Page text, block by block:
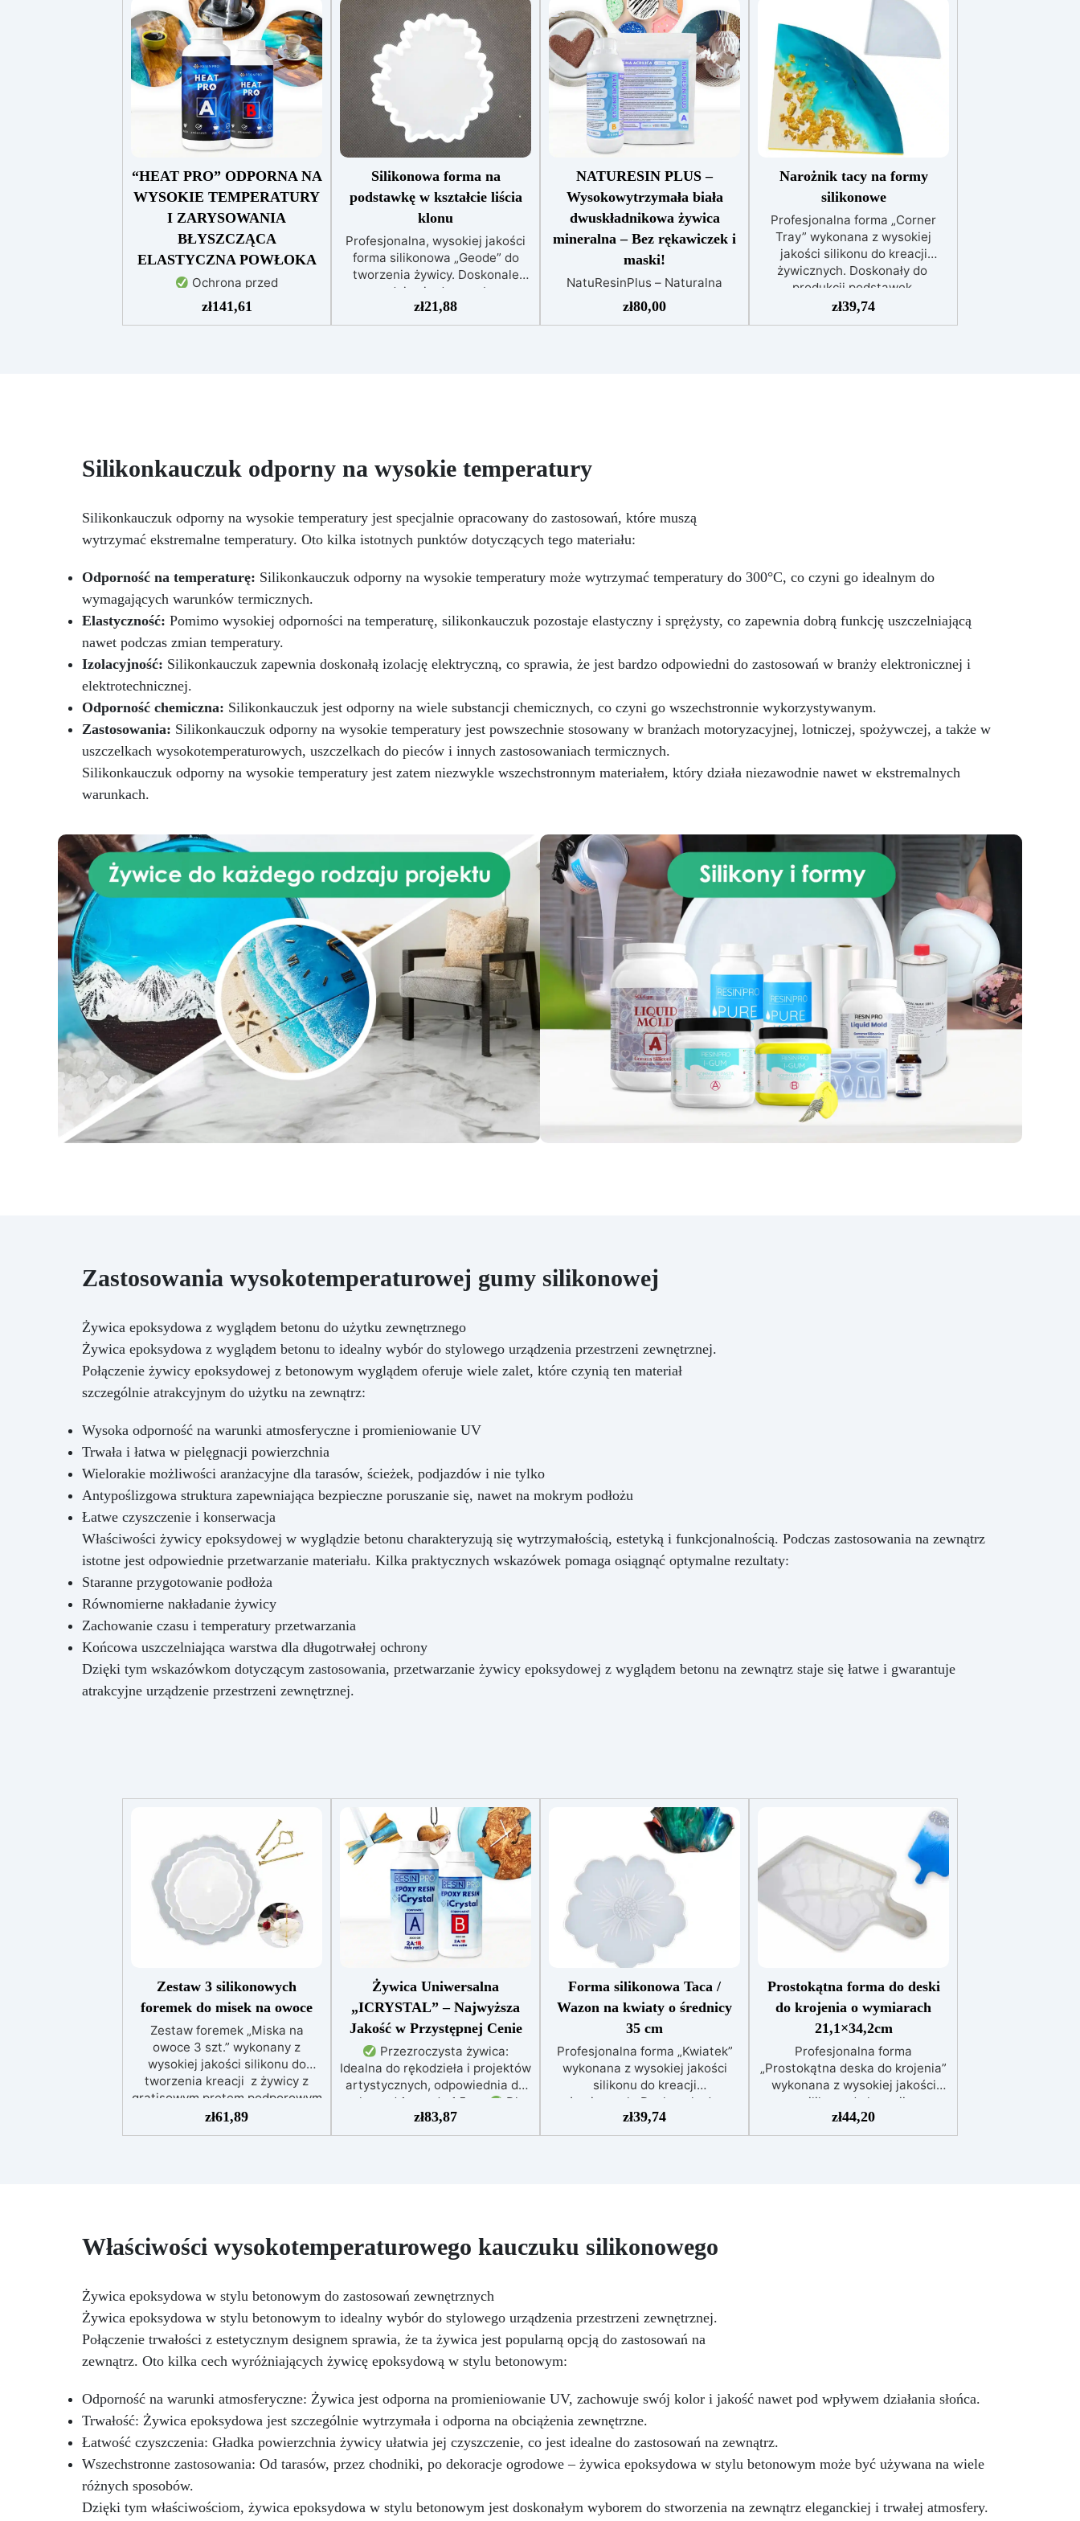
“HEAT PRO” ODPORNA NA
WYSOKIE TEMPERATURY
I ZARYSOWANIA
BŁYSZCZĄCA
ELASTYCZNA POWŁOKA
Ochrona przed
zarysowaniami i odporność na
zużycie: Elastyczna żywica
przedmiotami, takimi jak garnki i
Wysoka odporność
przeciwżółknięciowe
zapewniają, że żywica
przez długi czas.
Łatwa
aplikacja i utwardzanie:
Twardnieje w temperaturze
pokojowej w ciągu 24 godzin,
czas żelowania wynosi około 3
Wszechstronność
zastosowania: Nadaje się do
powierzchni do 0,5 m², zużycie
wynosi 1,2 kg/m² dla grubości 1
mm.
zł141,61
Silikonowa forma na
podstawkę w kształcie liścia
klonu
Profesjonalna, wysokiej jakości
forma silikonowa „Geode” do
tworzenia żywicy. Doskonale
nadaje się do wyrobu
podstawek, zegarów, artykułów
dekoracyjnych, baz jubilerskich,
zł21,88
NATURESIN PLUS –
Wysokowytrzymała biała
dwuskładnikowa żywica
mineralna – Bez rękawiczek i
maski!
NatuResinPlus – Naturalna
Żywica Mineralna, jeszcze
bardziej wytrzymała.
zwiększa odporność,
elastyczność i wodoodporność.
uderzenia i niechłonne
przedmioty – idealne do
mydelniczek i elementów
dekoracyjnych odpornych na
Większa odporność na uderzenia
dodatkowych zabiegów
bezpieczna i ekologiczna
Łatwa do odlewania, barwienia i
wykańczania
Gładkie,
precyzyjne i personalizowane
powierzchnie
zł80,00
Narożnik tacy na formy
silikonowe
Profesjonalna forma „Corner
Tray” wykonana z wysokiej
jakości silikonu do kreacji
żywicznych. Doskonały do ​​
produkcji podstawek,
przedmiotów dekoracyjnych oraz
artykułów domowych i
zł39,74
Silikonkauczuk odporny na wysokie temperatury
Silikonkauczuk odporny na wysokie temperatury jest specjalnie opracowany do zastosowań, które muszą
wytrzymać ekstremalne temperatury. Oto kilka istotnych punktów dotyczących tego materiału:
Odporność na temperaturę: Silikonkauczuk odporny na wysokie temperatury może wytrzymać temperatury do 300°C, co czyni go idealnym do
wymagających warunków termicznych.
Elastyczność: Pomimo wysokiej odporności na temperaturę, silikonkauczuk pozostaje elastyczny i sprężysty, co zapewnia dobrą funkcję uszczelniającą
nawet podczas zmian temperatury.
Izolacyjność: Silikonkauczuk zapewnia doskonałą izolację elektryczną, co sprawia, że jest bardzo odpowiedni do zastosowań w branży elektronicznej i
elektrotechnicznej.
Odporność chemiczna: Silikonkauczuk jest odporny na wiele substancji chemicznych, co czyni go wszechstronnie wykorzystywanym.
Zastosowania: Silikonkauczuk odporny na wysokie temperatury jest powszechnie stosowany w branżach motoryzacyjnej, lotniczej, spożywczej, a także w
uszczelkach wysokotemperaturowych, uszczelkach do pieców i innych zastosowaniach termicznych.
Silikonkauczuk odporny na wysokie temperatury jest zatem niezwykle wszechstronnym materiałem, który działa niezawodnie nawet w ekstremalnych
warunkach.
Zastosowania wysokotemperaturowej gumy silikonowej
Żywica epoksydowa z wyglądem betonu do użytku zewnętrznego
Żywica epoksydowa z wyglądem betonu to idealny wybór do stylowego urządzenia przestrzeni zewnętrznej.
Połączenie żywicy epoksydowej z betonowym wyglądem oferuje wiele zalet, które czynią ten materiał
szczególnie atrakcyjnym do użytku na zewnątrz:
Wysoka odporność na warunki atmosferyczne i promieniowanie UV
Trwała i łatwa w pielęgnacji powierzchnia
Wielorakie możliwości aranżacyjne dla tarasów, ścieżek, podjazdów i nie tylko
Antypoślizgowa struktura zapewniająca bezpieczne poruszanie się, nawet na mokrym podłożu
Łatwe czyszczenie i konserwacja
Właściwości żywicy epoksydowej w wyglądzie betonu charakteryzują się wytrzymałością, estetyką i funkcjonalnością. Podczas zastosowania na zewnątrz
istotne jest odpowiednie przetwarzanie materiału. Kilka praktycznych wskazówek pomaga osiągnąć optymalne rezultaty:
Staranne przygotowanie podłoża
Równomierne nakładanie żywicy
Zachowanie czasu i temperatury przetwarzania
Końcowa uszczelniająca warstwa dla długotrwałej ochrony
Dzięki tym wskazówkom dotyczącym zastosowania, przetwarzanie żywicy epoksydowej z wyglądem betonu na zewnątrz staje się łatwe i gwarantuje
atrakcyjne urządzenie przestrzeni zewnętrznej.
Zestaw 3 silikonowych
foremek do misek na owoce
Zestaw foremek „Miska na
owoce 3 szt.” wykonany z
wysokiej jakości silikonu do
tworzenia kreacji z żywicy z
gratisowym prętem podporowym
w środku! Idealny do produkcji
trzywarstwowych tacek na
szt. D. 205 mm – 1 szt. D.255 mm
zł61,89
Żywica Uniwersalna
„ICRYSTAL” – Najwyższa
Jakość w Przystępnej Cenie
Przezroczysta żywica:
Idealna do rękodzieła i projektów
artystycznych, odpowiednia do
zalew od 1 mm do 1,5 cm
Dla
każdego: Łatwe mieszanie w
stosunku 2:1, gwarantujące
metalem i innymi materiałami
Bezpieczna po utwardzeniu:
skóry, wolna od BPA i
rozpuszczalników (VOC Free)
Błyszcząca i samopoziomująca:
Z filtrami UV przeciw żółknięciu
dla trwałego i lśniącego
wykończenia
zł83,87
Forma silikonowa Taca /
Wazon na kwiaty o średnicy
35 cm
Profesjonalna forma „Kwiatek”
wykonana z wysokiej jakości
silikonu do kreacji
żywicznych. Doskonały do ​​
produkcji podstawek,
przedmiotów dekoracyjnych oraz
zł39,74
Prostokątna forma do deski
do krojenia o wymiarach
21,1×34,2cm
Profesjonalna forma
„Prostokątna deska do krojenia”
wykonana z wysokiej jakości
silikonu do kreacji
żywicznych. Doskonale nadaje
się do tworzenia
zł44,20
Właściwości wysokotemperaturowego kauczuku silikonowego
Żywica epoksydowa w stylu betonowym do zastosowań zewnętrznych
Żywica epoksydowa w stylu betonowym to idealny wybór do stylowego urządzenia przestrzeni zewnętrznej.
Połączenie trwałości z estetycznym designem sprawia, że ta żywica jest popularną opcją do zastosowań na
zewnątrz. Oto kilka cech wyróżniających żywicę epoksydową w stylu betonowym:
Odporność na warunki atmosferyczne: Żywica jest odporna na promieniowanie UV, zachowuje swój kolor i jakość nawet pod wpływem działania słońca.
Trwałość: Żywica epoksydowa jest szczególnie wytrzymała i odporna na obciążenia zewnętrzne.
Łatwość czyszczenia: Gładka powierzchnia żywicy ułatwia jej czyszczenie, co jest idealne do zastosowań na zewnątrz.
Wszechstronne zastosowania: Od tarasów, przez chodniki, po dekoracje ogrodowe – żywica epoksydowa w stylu betonowym może być używana na wiele
różnych sposobów.
Dzięki tym właściwościom, żywica epoksydowa w stylu betonowym jest doskonałym wyborem do stworzenia na zewnątrz eleganckiej i trwałej atmosfery.